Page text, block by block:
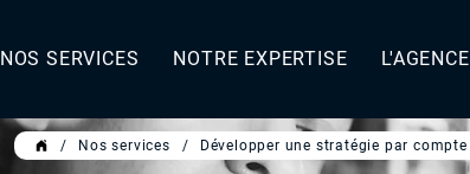
NOS SERVICES NOTRE EXPERTISE L'AGENCE
/ Nos services / Développer une stratégie par compte